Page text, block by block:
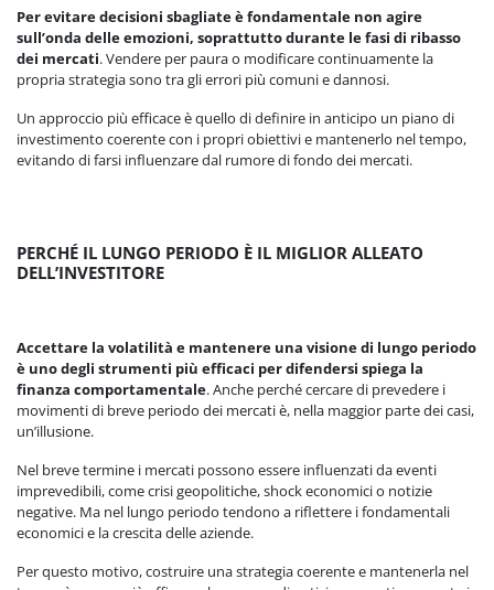
Per evitare decisioni sbagliate è fondamentale non agire
sull’onda delle emozioni, soprattutto durante le fasi di ribasso
dei mercati. Vendere per paura o modificare continuamente la
propria strategia sono tra gli errori più comuni e dannosi.
Un approccio più efficace è quello di definire in anticipo un piano di
investimento coerente con i propri obiettivi e mantenerlo nel tempo,
evitando di farsi influenzare dal rumore di fondo dei mercati.
PERCHÉ IL LUNGO PERIODO È IL MIGLIOR ALLEATO
DELL’INVESTITORE
Accettare la volatilità e mantenere una visione di lungo periodo
è uno degli strumenti più efficaci per difendersi spiega la
finanza comportamentale. Anche perché cercare di prevedere i
movimenti di breve periodo dei mercati è, nella maggior parte dei casi,
un’illusione.
Nel breve termine i mercati possono essere influenzati da eventi
imprevedibili, come crisi geopolitiche, shock economici o notizie
negative. Ma nel lungo periodo tendono a riflettere i fondamentali
economici e la crescita delle aziende.
Per questo motivo, costruire una strategia coerente e mantenerla nel